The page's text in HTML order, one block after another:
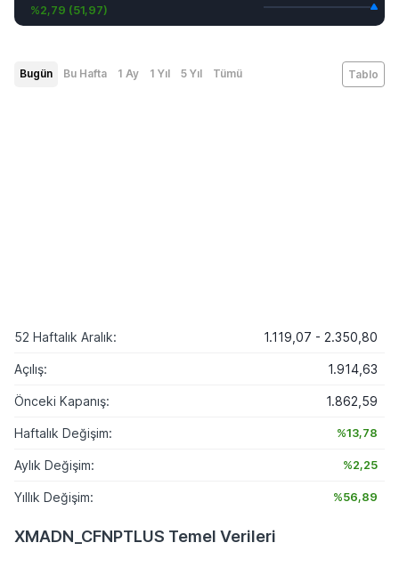
%2,79 (51,97)
Bugün Bu Hafta 1 Ay 1 Yıl 5 Yıl Tümü Tablo
52 Haftalık Aralık: 1.119,07 - 2.350,80
Açılış: 1.914,63
Önceki Kapanış: 1.862,59
Haftalık Değişim: %13,78
Aylık Değişim: %2,25
Yıllık Değişim: %56,89
XMADN_CFNPTLUS Temel Verileri